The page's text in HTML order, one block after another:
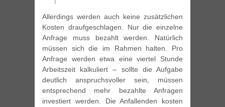
Allerdings werden auch keine zusätzlichen
Kosten draufgeschlagen. Nur die einzelne
Anfrage muss bezahlt werden. Natürlich
müssen sich die im Rahmen halten. Pro
Anfrage werden etwa eine viertel Stunde
Arbeitszeit kalkuliert – sollte die Aufgabe
deutlich anspruchsvoller sein, müssen
entsprechend mehr bezahlte Anfragen
investiert werden. Die Anfallenden kosten